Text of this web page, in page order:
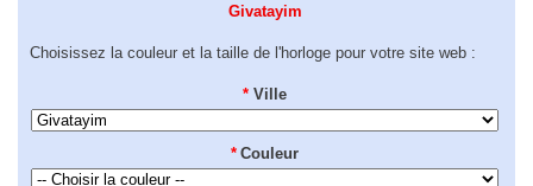
Givatayim
Choisissez la couleur et la taille de l'horloge pour votre site web :
* Ville
* Couleur